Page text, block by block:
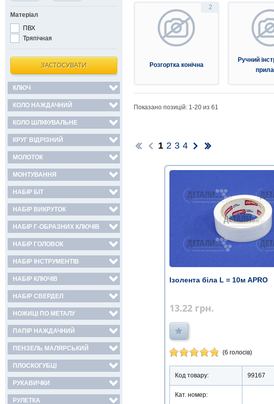
2
Розгортка конічна
Ручний
Показано позицій: 1-20 из 61
1 2 3 4
Ізолента біла L = 10м APRO
13.22 грн.
(6 голосів)
Код товару: 99167
Кат. номер:
Матеріал
ПВХ
Тряпічная
ЗАСТОСУВАТИ
КЛЮЧ
КОЛО НАЖДАЧНИЙ
КОЛО ШЛІФУВАЛЬНЕ
КРУГ ВІДРІЗНИЙ
МОЛОТОК
МОНТУВАННЯ
НАБІР БІТ
НАБІР ВИКРУТОК
НАБІР Г-ОБРАЗНИХ КЛЮЧІВ
НАБІР ГОЛОВОК
НАБІР ІНСТРУМЕНТІВ
НАБІР КЛЮЧІВ
НАБІР СВЕРДЕЛ
НОЖИЦІ ПО МЕТАЛУ
ПАПІР НАЖДАЧНИЙ
ПЕНЗЕЛЬ МАЛЯРСЬКИЙ
ПЛОСКОГУБЦІ
РУКАВИЧКИ
РУЛЕТКА